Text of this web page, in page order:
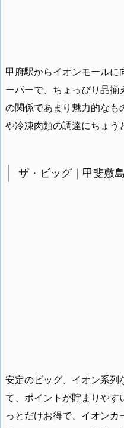
甲府駅からイオンモールに
ーパーで、ちょっぴり品揃
の関係であまり魅力的なも
や冷凍肉類の調達にちょう
ザ・ビッグ｜甲斐敷
安定のビッグ、イオン系列
て、ポイントが貯まりやす
っとだけお得で、イオンカ